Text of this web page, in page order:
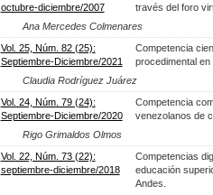
octubre-diciembre/2007
través del foro
Ana Mercedes Colmenares
Vol. 25, Núm. 82 (25):
Septiembre-Diciembre/2021
Competencia
procedimental
Claudia Rodríguez Juárez
Vol. 24, Núm. 79 (24):
Septiembre-Diciembre/2020
Competencia
venezolanos de
Rigo Grimaldos Olmos
Vol. 22, Núm. 73 (22):
septiembre-diciembre/2018
Competencias
educación
Andes.